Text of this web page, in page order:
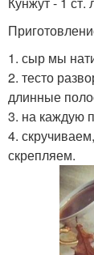
1. сыр мы
2. тесто
длинные
3. на каждую
4.
скрепляем.